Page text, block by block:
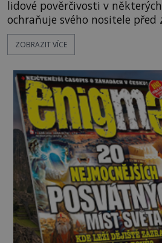
lidové pověrčivosti v
ochraňuje svého nositele
která může přivodit neštěstí či
nenápadným symbolem
nebo Leonarda DiCapria. Na Blízkém východě a v
židovských komunitách po
ZOBRAZIT VÍCE